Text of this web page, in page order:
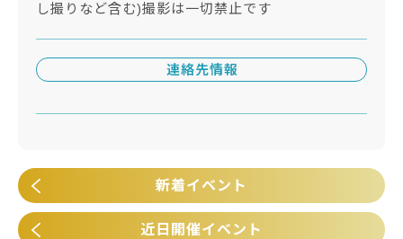
し撮りなど含む)撮影は一切禁止です
連絡先情報
新着イベント
近日開催イベント